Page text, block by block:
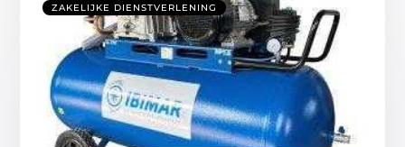
ZAKELIJKE DIENSTVERLENING